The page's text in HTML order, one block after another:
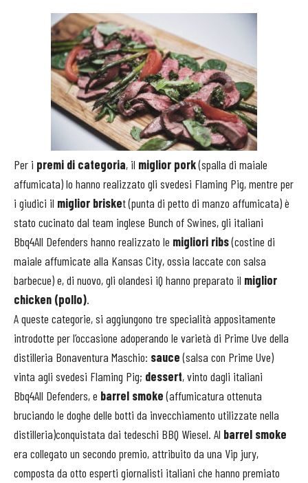
Per i premi di categoria, il miglior pork(spalla di maiale
affumicata) lo hanno realizzato gli svedesi Flaming Pig, mentre per
i giudici il miglior brisket (punta di petto di manzo affumicata) è
stato cucinato dal team inglese Bunch of Swines, gli italiani
Bbq4All Defenders hanno realizzato le migliori ribs(costine di
maiale affumicate alla Kansas City, ossia laccate con salsa
barbecue) e, di nuovo, gli olandesi iQ hanno preparato il miglior
chicken (pollo).
A queste categorie, si aggiungono tre specialità appositamente
introdotte per l’occasione adoperando le varietà di Prime Uve della
distilleria Bonaventura Maschio: sauce(salsa con Prime Uve)
vinta agli svedesi Flaming Pig; dessert, vinto dagli italiani
Bbq4All Defenders, e barrel smoke(affumicatura ottenuta
bruciando le doghe delle botti da invecchiamento utilizzate nella
distilleria)conquistata dai tedeschi BBQ Wiesel. Al barrel smoke
era collegato un secondo premio, attribuito da una Vip jury,
composta da otto esperti giornalisti italiani che hanno premiato